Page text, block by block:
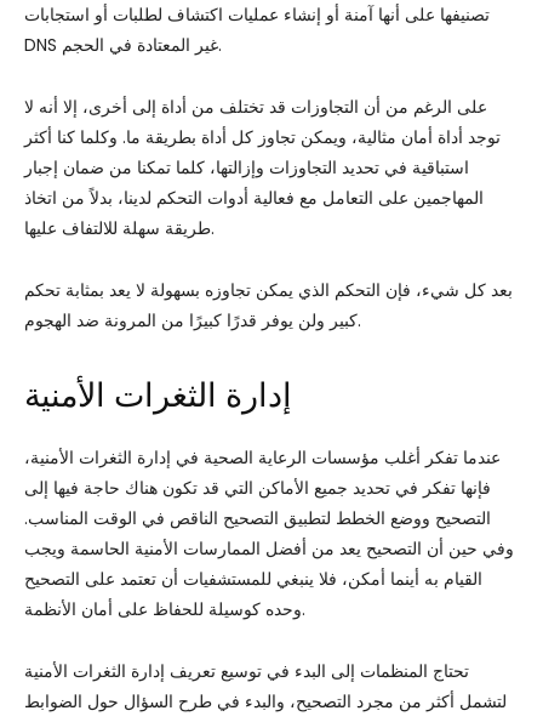
تصنيفها على أنها آمنة أو إنشاء عمليات اكتشاف لطلبات أو استجابات
DNS غير المعتادة في الحجم.
على الرغم من أن التجاوزات قد تختلف من أداة إلى أخرى، إلا أنه لا
توجد أداة أمان مثالية، ويمكن تجاوز كل أداة بطريقة ما. وكلما كنا أكثر
استباقية في تحديد التجاوزات وإزالتها، كلما تمكنا من ضمان إجبار
المهاجمين على التعامل مع فعالية أدوات التحكم لدينا، بدلاً من اتخاذ
طريقة سهلة للالتفاف عليها.
بعد كل شيء، فإن التحكم الذي يمكن تجاوزه بسهولة لا يعد بمثابة تحكم
كبير ولن يوفر قدرًا كبيرًا من المرونة ضد الهجوم.
إدارة الثغرات الأمنية
عندما تفكر أغلب مؤسسات الرعاية الصحية في إدارة الثغرات الأمنية،
فإنها تفكر في تحديد جميع الأماكن التي قد تكون هناك حاجة فيها إلى
التصحيح ووضع الخطط لتطبيق التصحيح الناقص في الوقت المناسب.
وفي حين أن التصحيح يعد من أفضل الممارسات الأمنية الحاسمة ويجب
القيام به أينما أمكن، فلا ينبغي للمستشفيات أن تعتمد على التصحيح
وحده كوسيلة للحفاظ على أمان الأنظمة.
تحتاج المنظمات إلى البدء في توسيع تعريف إدارة الثغرات الأمنية
لتشمل أكثر من مجرد التصحيح، والبدء في طرح السؤال حول الضوابط